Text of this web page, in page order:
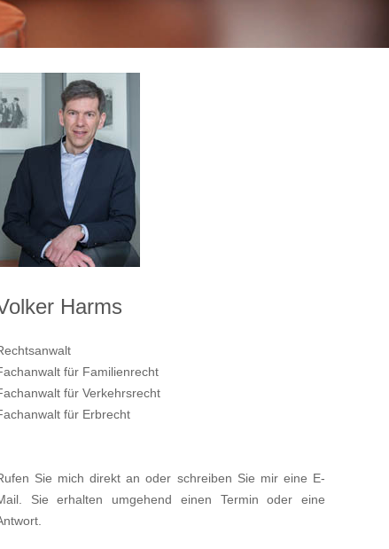
Harms
für Familienrecht
für Verkehrsrecht
für Erbrecht
Sie mich direkt an oder schreiben Sie mir eine E-
Sie erhalten umgehend einen Termin oder eine